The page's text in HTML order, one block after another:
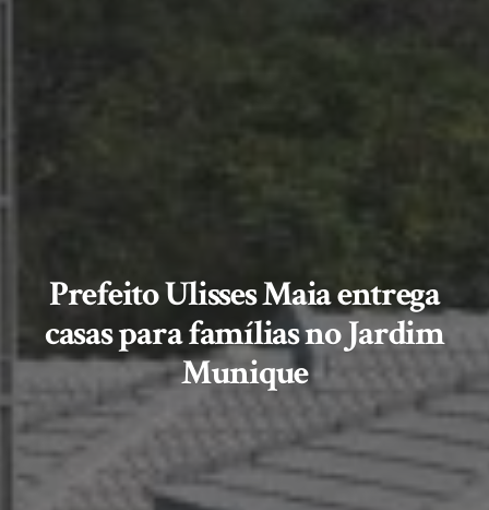
Prefeito Ulisses Maia entrega
casas para famílias no Jardim
Munique